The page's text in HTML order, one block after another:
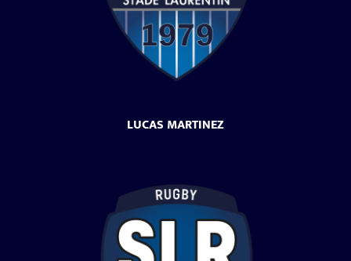
LUCAS MARTINEZ